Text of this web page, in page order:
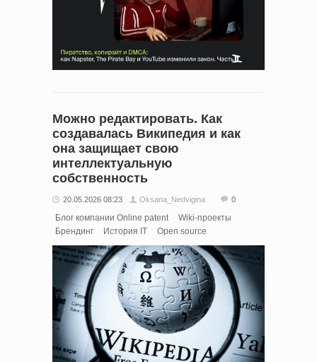
Можно редактировать. Как
создавалась Википедия и как
она защищает свою
интеллектуальную
собственность
20.05.2026 08:23 Oksana_Nedvigina 0
Блог компании Online patent
Wiki-проекты
Брендинг
История IT Open source